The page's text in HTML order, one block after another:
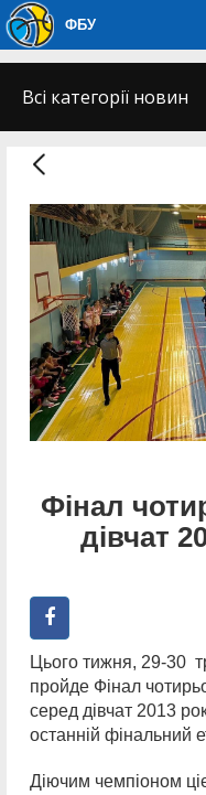
ФБУ
Всі категорії новин
Фінал
дівчат
Цього тижня, 29-30
пройде Фінал
серед дівчат 2013
останній фінальний
Діючим чемпіоном